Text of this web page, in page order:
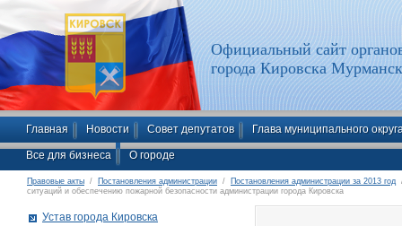
Официальный сайт
города Кировска
Главная Новости Совет депутатов Глава муниципального
Все для бизнеса О городе
Правовые акты / Постановления администрации / Постановления администрации за 2013 год
ситуаций и обеспечению пожарной безопасности администрации города Кировска
Устав города Кировска